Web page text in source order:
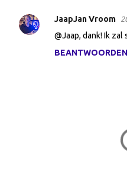
JaapJan Vroom
@Jaap, dank! Ik zal
BEANTWOORDEN